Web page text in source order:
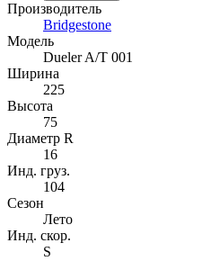
Производитель
Bridgestone
Модель
Dueler A/T 001
Ширина
225
Высота
75
Диаметр R
16
Инд. груз.
104
Сезон
Лето
Инд. скор.
S